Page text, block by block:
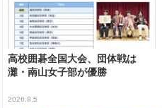
高校囲碁全国大会、団体戦は
灘・南山女子部が優勝
2026.8.5